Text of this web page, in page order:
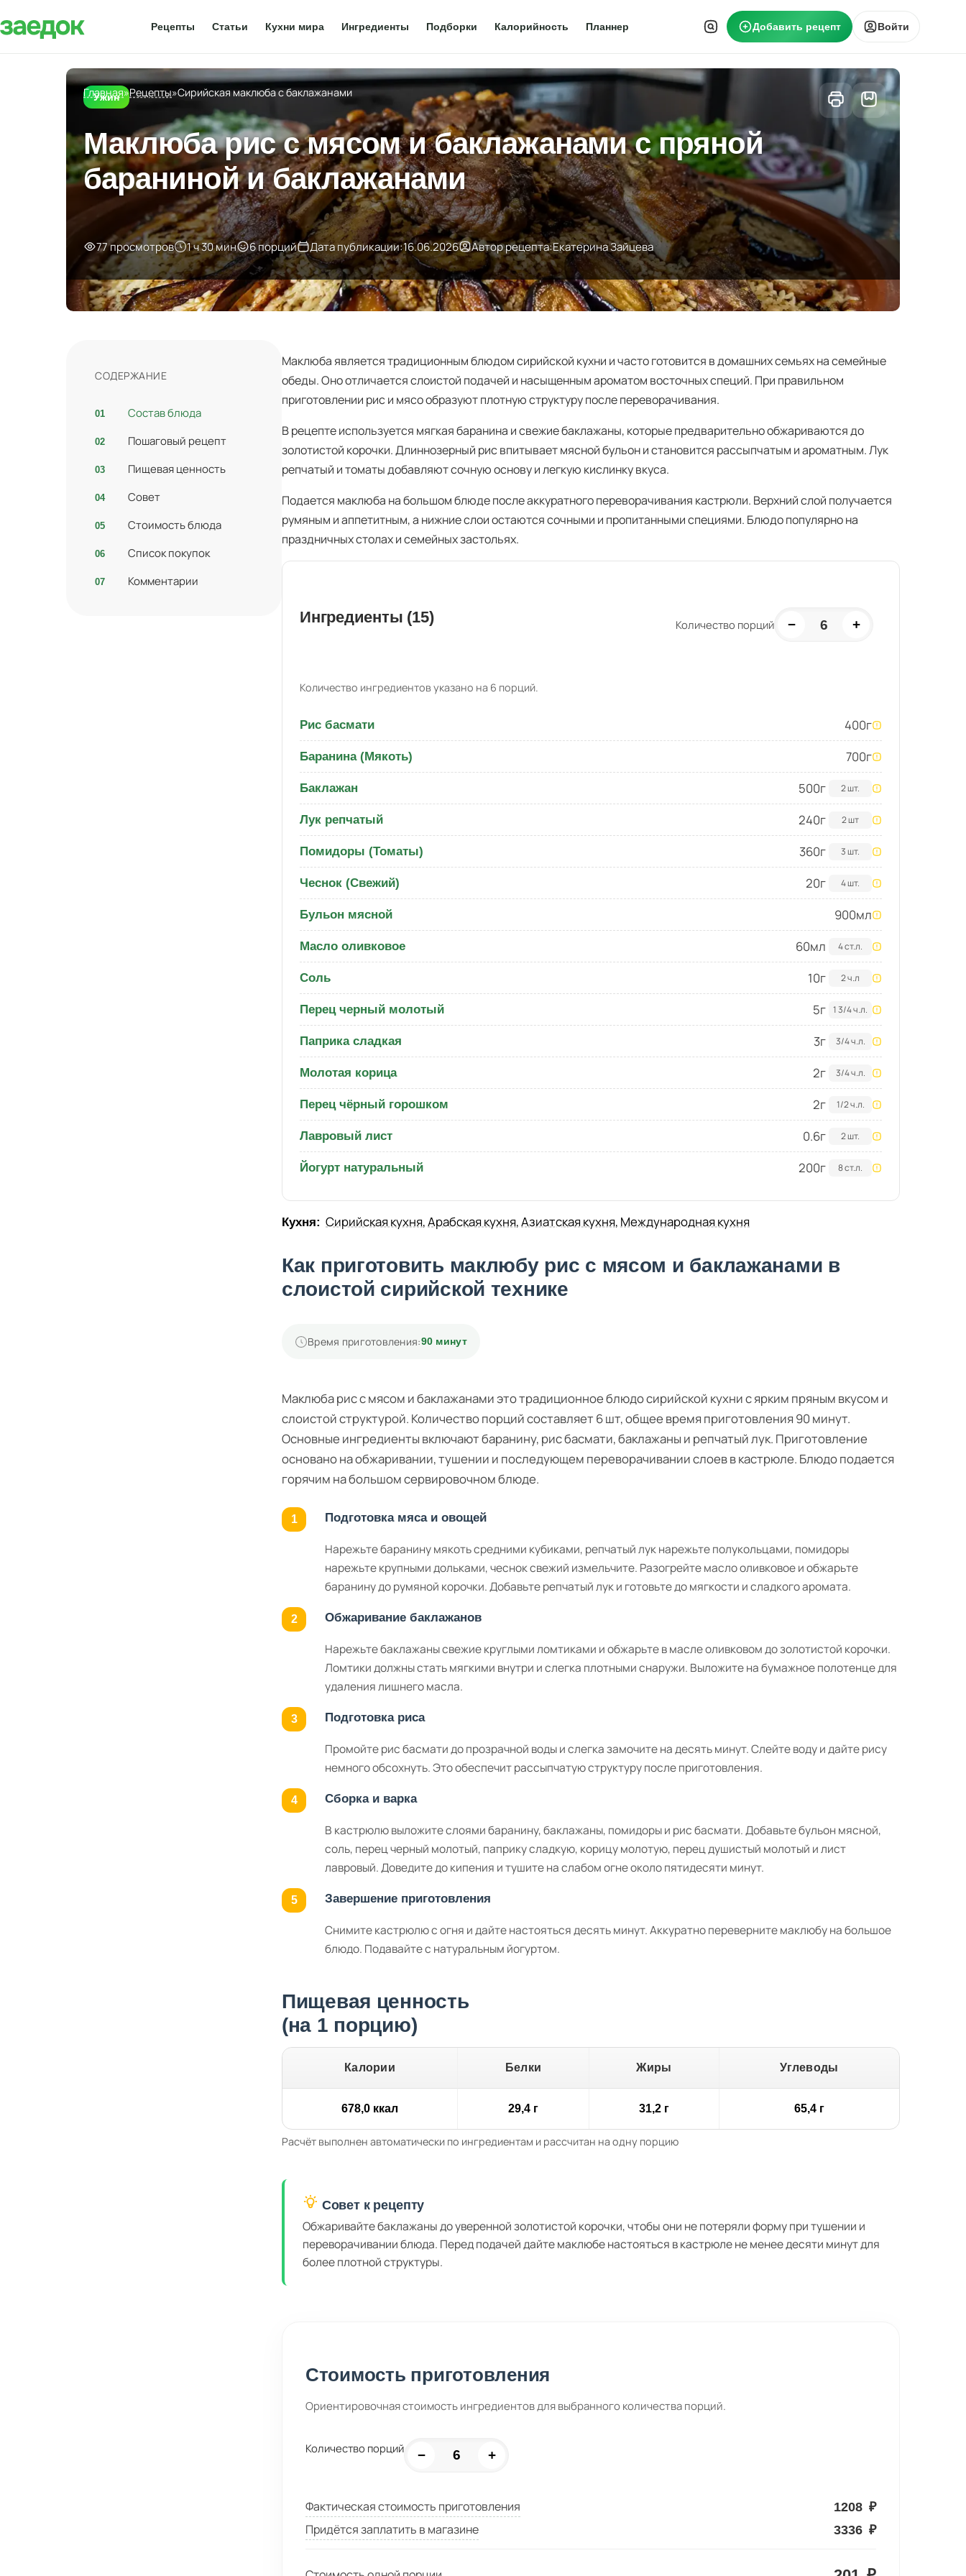
Рецепты Статьи Кухни мира Ингредиенты Подборки Калорийность Планнер Добавить рецепт Войти
Главная»Рецепты»Сирийская маклюба с баклажанами
Ужин
Маклюба рис с мясом и баклажанами с пряной
бараниной и баклажанами
77 просмотров 1 ч 30 мин 6 порций Дата публикации:16.06.2026 Автор рецепта:Екатерина Зайцева
СОДЕРЖАНИЕ
Состав блюда
Пошаговый рецепт
Пищевая ценность
Совет
Стоимость блюда
Список покупок
Комментарии
Маклюба является традиционным блюдом сирийской кухни и часто готовится в домашних семьях на семейные
обеды. Оно отличается слоистой подачей и насыщенным ароматом восточных специй. При правильном
приготовлении рис и мясо образуют плотную структуру после переворачивания.
В рецепте используется мягкая баранина и свежие баклажаны, которые предварительно обжариваются до
золотистой корочки. Длиннозерный рис впитывает мясной бульон и становится рассыпчатым и ароматным. Лук
репчатый и томаты добавляют сочную основу и легкую кислинку вкуса.
Подается маклюба на большом блюде после аккуратного переворачивания кастрюли. Верхний слой получается
румяным и аппетитным, а нижние слои остаются сочными и пропитанными специями. Блюдо популярно на
праздничных столах и семейных застольях.
Ингредиенты (15) Количество порций − 6 +
Количество ингредиентов указано на 6 порций.
Рис басмати 400г
Баранина (Мякоть) 700г
Баклажан 500г 2 шт.
Лук репчатый 240г 2 шт
Помидоры (Томаты) 360г 3 шт.
Чеснок (Свежий) 20г 4 шт.
Бульон мясной 900мл
Масло оливковое 60мл 4 ст.л.
Соль 10г 2 ч.л
Перец черный молотый 5г 1 3/4 ч.л.
Паприка сладкая 3г 3/4 ч.л.
Молотая корица 2г 3/4 ч.л.
Перец чёрный горошком 2г 1/2 ч.л.
Лавровый лист 0.6г 2 шт.
Йогурт натуральный 200г 8 ст.л.
Кухня: Сирийская кухня,Арабская кухня,Азиатская кухня, Международная кухня
Как приготовить маклюбу рис с мясом и баклажанами в
слоистой сирийской технике
Время приготовления:90 минут
Маклюба рис с мясом и баклажанами это традиционное блюдо сирийской кухни с ярким пряным вкусом и
слоистой структурой. Количество порций составляет 6 шт, общее время приготовления 90 минут.
Основные ингредиенты включают баранину, рис басмати, баклажаны и репчатый лук. Приготовление
основано на обжаривании, тушении и последующем переворачивании слоев в кастрюле. Блюдо подается
горячим на большом сервировочном блюде.
Подготовка мяса и овощей
Нарежьте баранину мякоть средними кубиками, репчатый лук нарежьте полукольцами, помидоры
нарежьте крупными дольками, чеснок свежий измельчите. Разогрейте масло оливковое и обжарьте
баранину до румяной корочки. Добавьте репчатый лук и готовьте до мягкости и сладкого аромата.
Обжаривание баклажанов
Нарежьте баклажаны свежие круглыми ломтиками и обжарьте в масле оливковом до золотистой корочки.
Ломтики должны стать мягкими внутри и слегка плотными снаружи. Выложите на бумажное полотенце для
удаления лишнего масла.
Подготовка риса
Промойте рис басмати до прозрачной воды и слегка замочите на десять минут. Слейте воду и дайте рису
немного обсохнуть. Это обеспечит рассыпчатую структуру после приготовления.
Сборка и варка
В кастрюлю выложите слоями баранину, баклажаны, помидоры и рис басмати. Добавьте бульон мясной,
соль, перец черный молотый, паприку сладкую, корицу молотую, перец душистый молотый и лист
лавровый. Доведите до кипения и тушите на слабом огне около пятидесяти минут.
Завершение приготовления
Снимите кастрюлю с огня и дайте настояться десять минут. Аккуратно переверните маклюбу на большое
блюдо. Подавайте с натуральным йогуртом.
Пищевая ценность
(на 1 порцию)
Калории Белки Жиры Углеводы
678,0 ккал 29,4 г 31,2 г 65,4 г
Расчёт выполнен автоматически по ингредиентам и рассчитан на одну порцию
Совет к рецепту
Обжаривайте баклажаны до уверенной золотистой корочки, чтобы они не потеряли форму при тушении и
переворачивании блюда. Перед подачей дайте маклюбе настояться в кастрюле не менее десяти минут для
более плотной структуры.
Стоимость приготовления
Ориентировочная стоимость ингредиентов для выбранного количества порций.
Количество порций − +
Фактическая стоимость приготовления 1208 ₽
Придётся заплатить в магазине 3336 ₽